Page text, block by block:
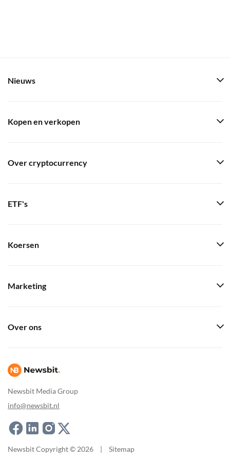
Newsbit Media Group
info@newsbit.nl
Nieuws
Kopen en verkopen
Over cryptocurrency
ETF's
Koersen
Marketing
Over ons
Newsbit Copyright © 2026 | Sitemap